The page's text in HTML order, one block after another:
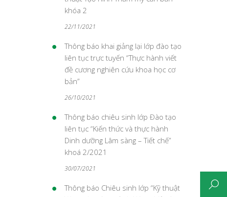
khóa 2
22/11/2021
Thông báo khai giảng lại lớp đào tạo
liên tục trực tuyến “Thực hành viết
đề cương nghiên cứu khoa học cơ
bản”
26/10/2021
Thông báo chiêu sinh lớp Đào tạo
liên tục “Kiến thức và thực hành
Dinh dưỡng Lâm sàng – Tiết chế”
khoá 2/2021
30/07/2021
Thông báo Chiêu sinh lớp “Kỹ thuật